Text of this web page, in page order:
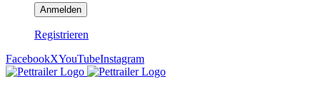
Registrieren
FacebookXYouTubeInstagram